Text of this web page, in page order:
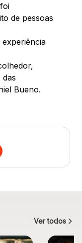
de pessoas
das
Bueno.
Ver todos